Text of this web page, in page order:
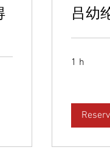
吕幼
1 h